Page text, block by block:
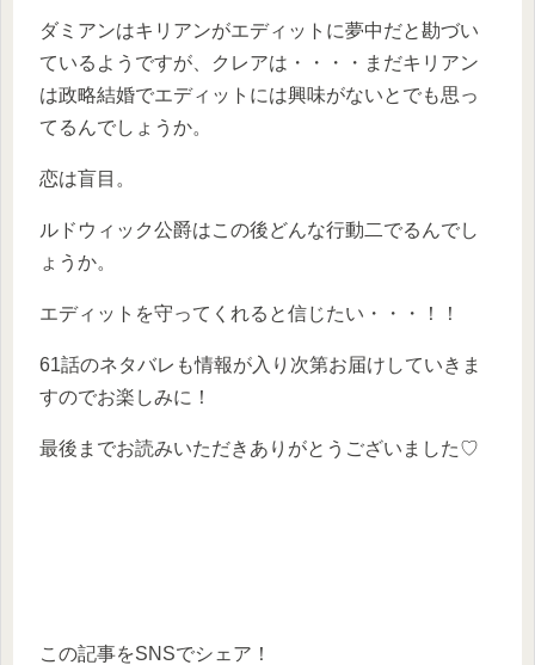
ダミアンはキリアンがエディットに夢中だと勘づい
ているようですが、クレアは・・・・まだキリアン
は政略結婚でエディットには興味がないとでも思っ
てるんでしょうか。
恋は盲目。
ルドウィック公爵はこの後どんな行動二でるんでし
ょうか。
エディットを守ってくれると信じたい・・・！！
61話のネタバレも情報が入り次第お届けしていきま
すのでお楽しみに！
最後までお読みいただきありがとうございました♡
この記事をSNSでシェア！